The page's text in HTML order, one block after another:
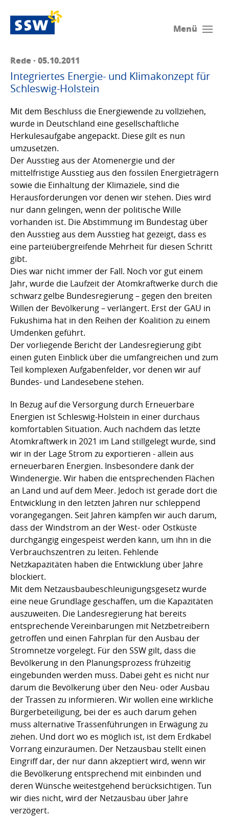
Menü
Rede · 05.10.2011
Integriertes Energie- und Klimakonzept für
Schleswig-Holstein
Mit dem Beschluss die Energiewende zu vollziehen,
wurde in Deutschland eine gesellschaftliche
Herkulesaufgabe angepackt. Diese gilt es nun
umzusetzen.
Der Ausstieg aus der Atomenergie und der
mittelfristige Ausstieg aus den fossilen Energieträgern
sowie die Einhaltung der Klimaziele, sind die
Herausforderungen vor denen wir stehen. Dies wird
nur dann gelingen, wenn der politische Wille
vorhanden ist. Die Abstimmung im Bundestag über
den Ausstieg aus dem Ausstieg hat gezeigt, dass es
eine parteiübergreifende Mehrheit für diesen Schritt
gibt.
Dies war nicht immer der Fall. Noch vor gut einem
Jahr, wurde die Laufzeit der Atomkraftwerke durch die
schwarz gelbe Bundesregierung – gegen den breiten
Willen der Bevölkerung – verlängert. Erst der GAU in
Fukushima hat in den Reihen der Koalition zu einem
Umdenken geführt.
Der vorliegende Bericht der Landesregierung gibt
einen guten Einblick über die umfangreichen und zum
Teil komplexen Aufgabenfelder, vor denen wir auf
Bundes- und Landesebene stehen.
In Bezug auf die Versorgung durch Erneuerbare
Energien ist Schleswig-Holstein in einer durchaus
komfortablen Situation. Auch nachdem das letzte
Atomkraftwerk in 2021 im Land stillgelegt wurde, sind
wir in der Lage Strom zu exportieren - allein aus
erneuerbaren Energien. Insbesondere dank der
Windenergie. Wir haben die entsprechenden Flächen
an Land und auf dem Meer. Jedoch ist gerade dort die
Entwicklung in den letzten Jahren nur schleppend
vorangegangen. Seit Jahren kämpfen wir auch darum,
dass der Windstrom an der West- oder Ostküste
durchgängig eingespeist werden kann, um ihn in die
Verbrauchszentren zu leiten. Fehlende
Netzkapazitäten haben die Entwicklung über Jahre
blockiert.
Mit dem Netzausbaubeschleunigungsgesetz wurde
eine neue Grundlage geschaffen, um die Kapazitäten
auszuweiten. Die Landesregierung hat bereits
entsprechende Vereinbarungen mit Netzbetreibern
getroffen und einen Fahrplan für den Ausbau der
Stromnetze vorgelegt. Für den SSW gilt, dass die
Bevölkerung in den Planungsprozess frühzeitig
eingebunden werden muss. Dabei geht es nicht nur
darum die Bevölkerung über den Neu- oder Ausbau
der Trassen zu informieren. Wir wollen eine wirkliche
Bürgerbeteiligung, bei der es auch darum gehen
muss alternative Trassenführungen in Erwägung zu
ziehen. Und dort wo es möglich ist, ist dem Erdkabel
Vorrang einzuräumen. Der Netzausbau stellt einen
Eingriff dar, der nur dann akzeptiert wird, wenn wir
die Bevölkerung entsprechend mit einbinden und
deren Wünsche weitestgehend berücksichtigen. Tun
wir dies nicht, wird der Netzausbau über Jahre
verzögert.